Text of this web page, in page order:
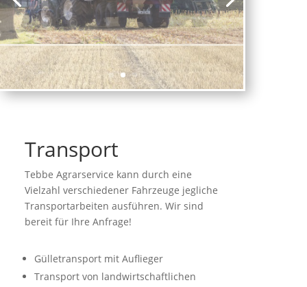
Transport
Tebbe Agrarservice kann durch eine
Vielzahl verschiedener Fahrzeuge jegliche
Transportarbeiten ausführen. Wir sind
bereit für Ihre Anfrage!
Gülletransport mit Auflieger
Transport von landwirtschaftlichen